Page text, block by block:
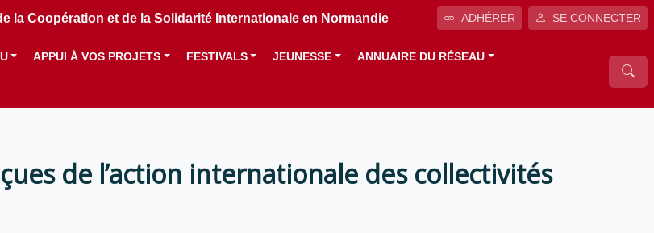
la Coopération et de la Solidarité Internationale en Normandie ADHÉRER SE CONNECTER
APPUI À VOS PROJETS FESTIVALS JEUNESSE ANNUAIRE DU RÉSEAU
de l’action internationale des collectivités